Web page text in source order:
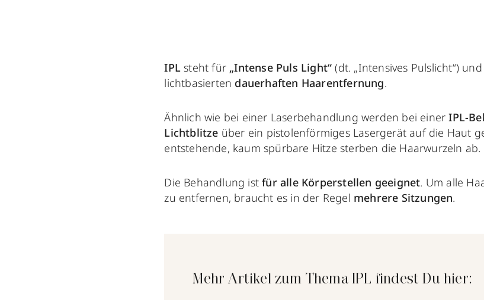
IPL steht für „Intense Puls Light“ (dt. „Intensives Pulslicht“)
lichtbasierten dauerhaften Haarentfernung.
Ähnlich wie bei einer Laserbehandlung werden bei einerIPL-
Lichtblitze über ein pistolenförmiges Lasergerät auf die Haut
entstehende, kaum spürbare Hitze sterben die Haarwurzeln ab.
Die Behandlung istfür alle Körperstellen geeignet. Um alle
zu entfernen, braucht es in der Regel mehrere Sitzungen.
Mehr Artikel zum Thema IPL findest Du hier: